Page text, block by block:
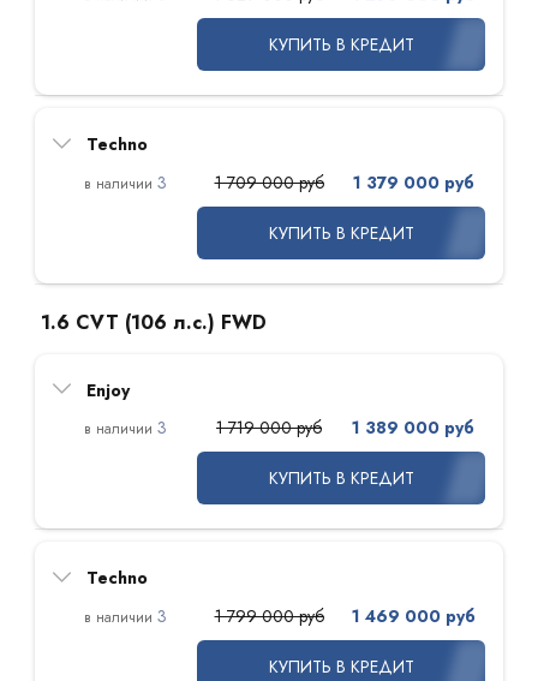
КУПИТЬ В КРЕДИТ
Techno
3
1 709 000 руб 1 379 000 руб
КУПИТЬ В КРЕДИТ
1.6 CVT (106 л.с.) FWD
Enjoy
3
1 719 000 руб 1 389 000 руб
КУПИТЬ В КРЕДИТ
Techno
3
1 799 000 руб 1 469 000 руб
КУПИТЬ В КРЕДИТ